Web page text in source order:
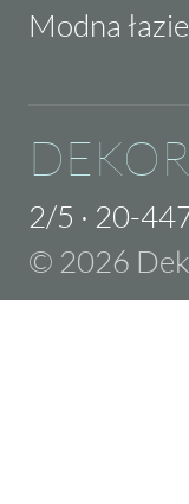
Modna
2/5 · 20-
© 2026